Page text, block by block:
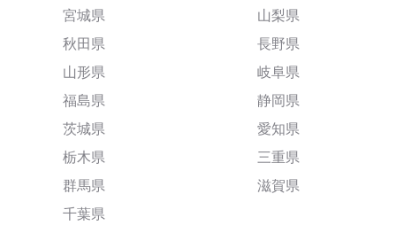
宮城県
秋田県
山形県
福島県
茨城県
栃木県
群馬県
千葉県
山梨県
長野県
岐阜県
静岡県
愛知県
三重県
滋賀県